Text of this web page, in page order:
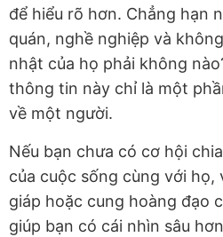
để hiểu rõ hơn. Chẳng hạn
quán, nghề nghiệp và
nhật của họ phải không
thông tin này chỉ là một
về một người.
Nếu bạn chưa có cơ hội
của cuộc sống cùng với họ,
giáp hoặc cung hoàng đạo
giúp bạn có cái nhìn sâu